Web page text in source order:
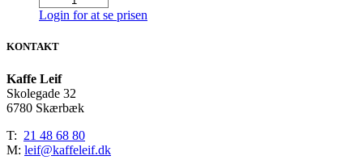
Natrena
breve
2
stk.)
antal
Login for at se prisen
KONTAKT
Kaffe Leif
Skolegade 32
6780 Skærbæk
T: 21 48 68 80
M: leif@kaffeleif.dk